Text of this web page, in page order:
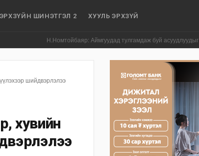
ЭРХЗҮЙН ШИНЭТГЭЛ 2 ХУУЛЬ ЭРХЗҮЙ
Н.Номтойбаяр: Аймгуудад тулгамдаж буй асуудлуудыг долоо
шийдвэрлэлээ
хувийн